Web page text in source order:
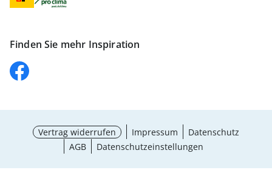
Finden Sie mehr Inspiration
Vertrag widerrufen Impressum
Datenschutz
AGB
Datenschutzeinstellungen